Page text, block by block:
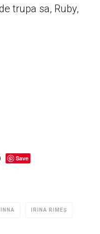
trupa sa, Ruby,
Save
INNA IRINA RIMEȘ